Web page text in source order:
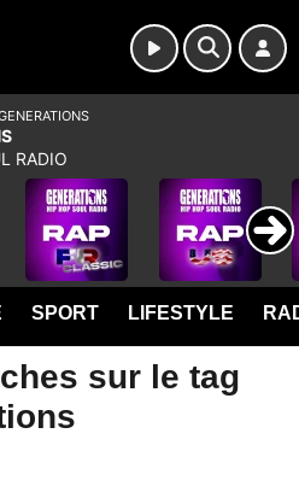
SPORT LIFESTYLE
sur le tag
RADIO